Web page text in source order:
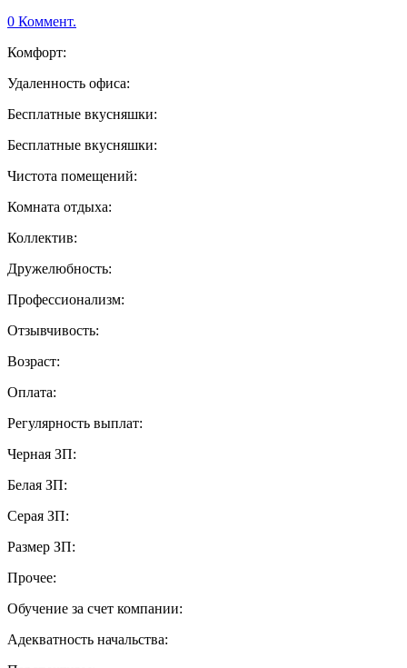
0 Коммент.
Комфорт:
Удаленность офиса:
Бесплатные вкусняшки:
Бесплатные вкусняшки:
Чистота помещений:
Комната отдыха:
Коллектив:
Дружелюбность:
Профессионализм:
Отзывчивость:
Возраст:
Оплата:
Регулярность выплат:
Черная ЗП:
Белая ЗП:
Серая ЗП:
Размер ЗП:
Прочее:
Обучение за счет компании:
Адекватность начальства: